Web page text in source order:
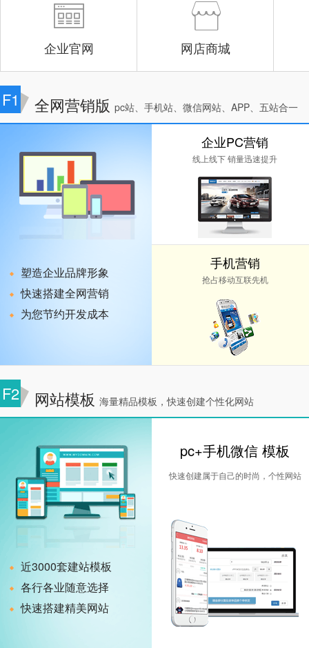
企业官网 网店商城
F1 全网营销版 pc站、手机站、微信网站、APP、五站合一
塑造企业品牌形象
快速搭建全网营销
为您节约开发成本
企业PC营销
线上线下 销量迅速提升
手机营销
抢占移动互联先机
F2 网站模板 海量精品模板，快速创建个性化网站
近3000套建站模板
各行各业随意选择
快速搭建精美网站
pc+手机微信 模板
快速创建属于自己的时尚，个性网站